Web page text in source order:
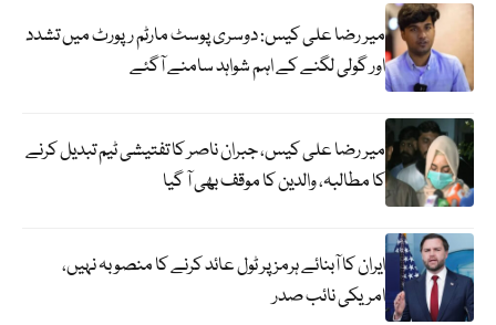
میر رضا علی کیس: دوسری پوسٹ مارٹم رپورٹ میں تشدد
اور گولی لگنے کے اہم شواہد سامنے آگئے
میر رضا علی کیس، جبران ناصر کا تفتیشی ٹیم تبدیل کرنے
کا مطالبہ، والدین کا موقف بھی آ گیا
ایران کا آبنائے ہرمز پر ٹول عائد کرنے کا منصوبہ نہیں،
امریکی نائب صدر